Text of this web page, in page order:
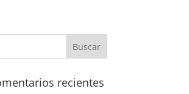
recientes